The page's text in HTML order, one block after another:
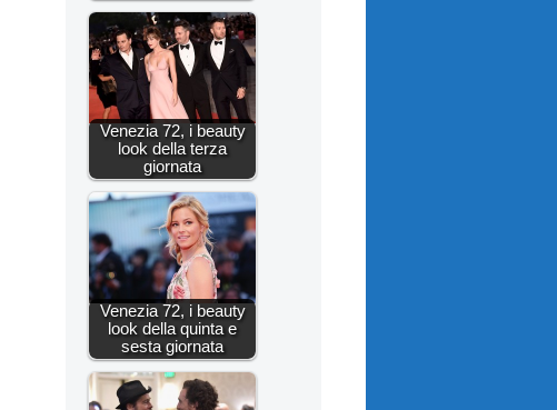
Venezia 72, i beauty
look della terza
giornata
Venezia 72, i beauty
look della quinta e
sesta giornata